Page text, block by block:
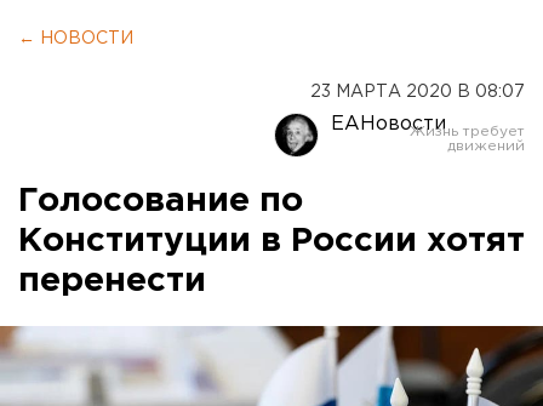
← НОВОСТИ
23 МАРТА 2020 В 08:07
ЕАНовости
Голосование по
Конституции в России хотят
перенести